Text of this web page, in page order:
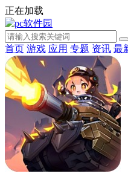
正在加载
首页 游戏 应用 专题 资讯 最